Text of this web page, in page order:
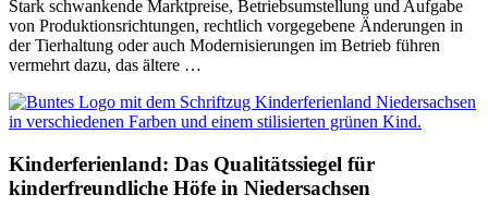
Stark schwankende Marktpreise, Betriebsumstellung und Aufgabe
von Produktionsrichtungen, rechtlich vorgegebene Änderungen in
der Tierhaltung oder auch Modernisierungen im Betrieb führen
vermehrt dazu, das ältere …
Kinderferienland: Das Qualitätssiegel für
kinderfreundliche Höfe in Niedersachsen